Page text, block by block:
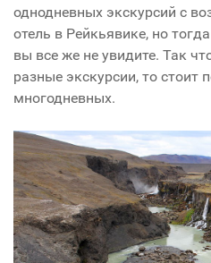
однодневных экскурсий с
отель в Рейкьявике, но
вы все же не увидите. Так
разные экскурсии, то стоит
многодневных.